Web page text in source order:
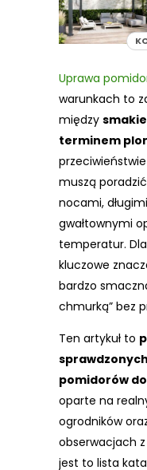
Uprawa
warunkach to
między
terminem
muszą
nocami,
gwałtownymi
temperatur.
kluczowe
bardzo
chmurką” bez
Ten artykuł to
pomidorów
oparte na
ogrodników
obserwacjach
jest to lista